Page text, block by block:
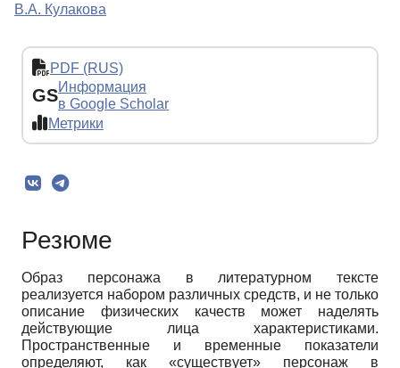
В.А. Кулакова
PDF (RUS)
GSИнформация
в Google Scholar
Метрики
Резюме
Образ персонажа в литературном тексте
реализуется набором различных средств, и не только
описание физических качеств может наделять
действующие лица характеристиками.
Пространственные и временные показатели
определяют, как «существует» персонаж в